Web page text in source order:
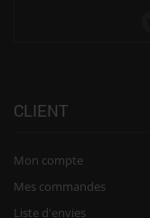
CLIENT
Mon compte
Mes commandes
Liste d'envies